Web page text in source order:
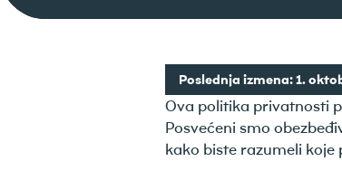
Poslednja izmena: 1.
Ova politika privatnosti
Posvećeni smo
kako biste razumeli